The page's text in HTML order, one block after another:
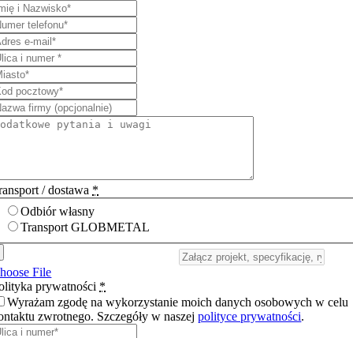
/ dostawa *
Odbiór własny
Transport GLOBMETAL
File
prywatności *
Wyrażam zgodę na wykorzystanie moich danych osobowych w celu
zwrotnego. Szczegóły w naszejpolityce prywatności.